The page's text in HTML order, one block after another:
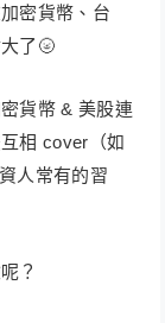
密貨幣、台
了🌝
貨幣 & 美股連
相 cover（如
人常有的習
？